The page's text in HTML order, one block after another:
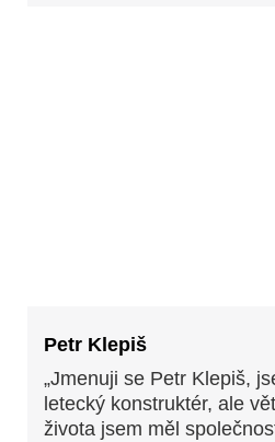
Petr Klepiš
„Jmenuji se Petr Klepiš,
letecký konstruktér, ale
života jsem měl